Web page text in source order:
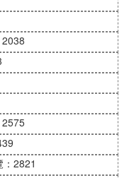
：2821